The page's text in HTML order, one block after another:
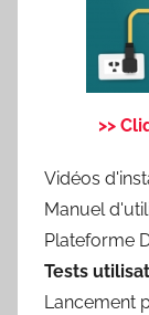
>>
Vidéos
Manuel
Plateforme
Tests
Lancement